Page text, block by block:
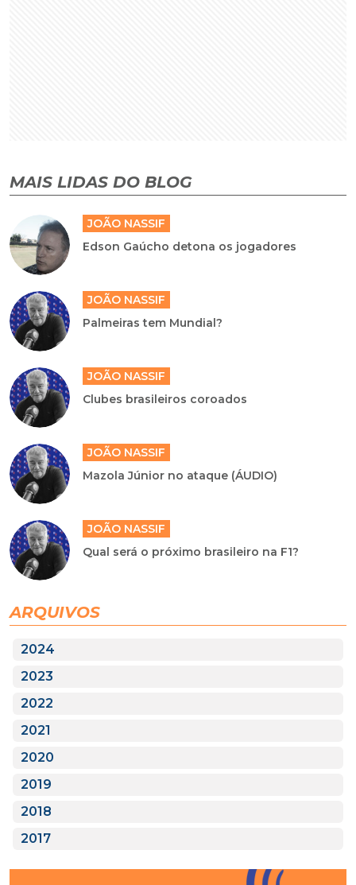
MAIS LIDAS DO BLOG
JOÃO NASSIF
Edson Gaúcho detona os jogadores
JOÃO NASSIF
Palmeiras tem Mundial?
JOÃO NASSIF
Clubes brasileiros coroados
JOÃO NASSIF
Mazola Júnior no ataque (ÁUDIO)
JOÃO NASSIF
Qual será o próximo brasileiro na F1?
ARQUIVOS
2024
2023
2022
2021
2020
2019
2018
2017